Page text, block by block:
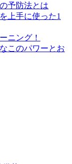
予防法とは
上手に使った1
ニング！
このパワーとお